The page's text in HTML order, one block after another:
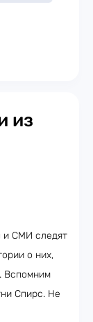
из
и СМИ следят
о них,
Вспомним
Спирс. Не